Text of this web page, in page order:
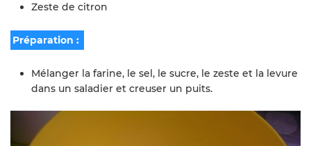
Zeste de citron
Préparation :
Mélanger la farine, le sel, le sucre, le zeste et la levure
dans un saladier et creuser un puits.